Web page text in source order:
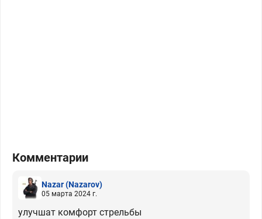
Комментарии
Nazar(Nazarov)
05 марта 2024 г.
улучшат комфорт стрельбы